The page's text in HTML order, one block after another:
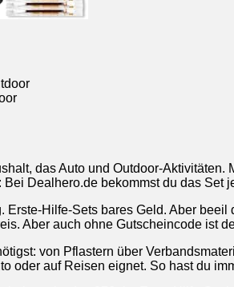
das Auto und Outdoor-
Dealhero.de bekommst du das Set
Hilfe-Sets bares Geld. Aber
Aber auch ohne Gutscheincode ist
von Pflastern über
oder auf Reisen eignet. So hast du